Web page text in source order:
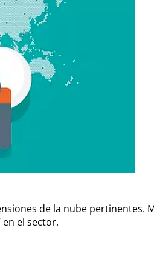
de la nube pertinentes.
el sector.